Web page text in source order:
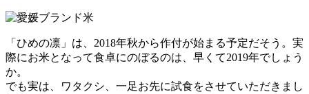
「ひめの凛」は、2018年秋から作付が始まる予定だそう。実
際にお米となって食卓にのぼるのは、早くて2019年でしょう
か。
でも実は、ワタクシ、一足お先に試食をさせていただきまし